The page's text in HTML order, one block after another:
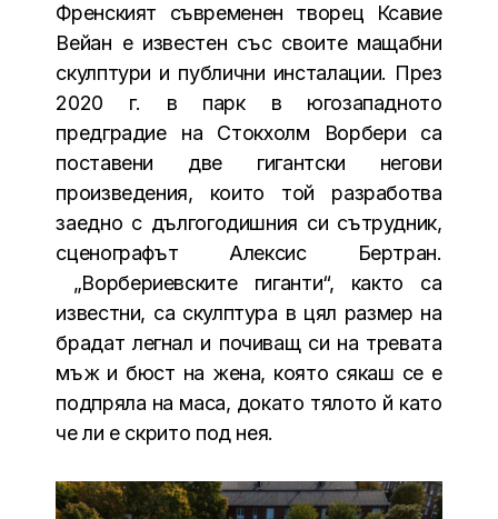
Френският съвременен творец Ксавие
Вейан е известен със своите мащабни
скулптури и публични инсталации. През
2020 г. в парк в югозападното
предградие на Стокхолм Ворбери са
поставени две гигантски негови
произведения, които той разработва
заедно с дългогодишния си сътрудник,
сценографът Алексис Бертран.
„Ворбериевските гиганти“, както са
известни, са скулптура в цял размер на
брадат легнал и почиващ си на тревата
мъж и бюст на жена, която сякаш се е
подпряла на маса, докато тялото й като
че ли е скрито под нея.